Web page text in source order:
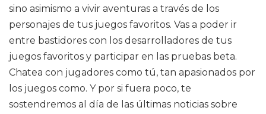
sino asimismo a vivir aventuras a través de los
personajes de tus juegos favoritos. Vas a poder ir
entre bastidores con los desarrolladores de tus
juegos favoritos y participar en las pruebas beta.
Chatea con jugadores como tú, tan apasionados por
los juegos como. Y por si fuera poco, te
sostendremos al día de las últimas noticias sobre